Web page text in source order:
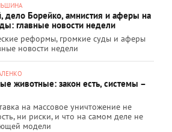
дело Борейко, амнистия и аферы на
главные новости недели
реформы, громкие суды и аферы
новости недели
животные: закон есть, системы –
на массовое уничтожение не
ни риски, и что на самом деле не
модели